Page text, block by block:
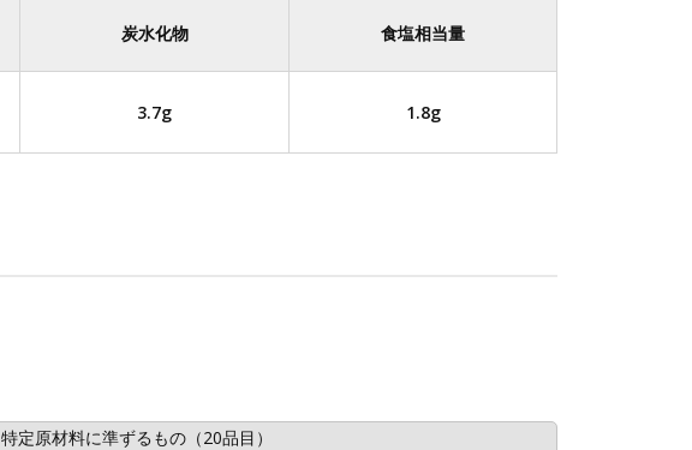
炭水化物 食塩相当量
3.7g 1.8g
特定原材料に準ずるもの（20品目）